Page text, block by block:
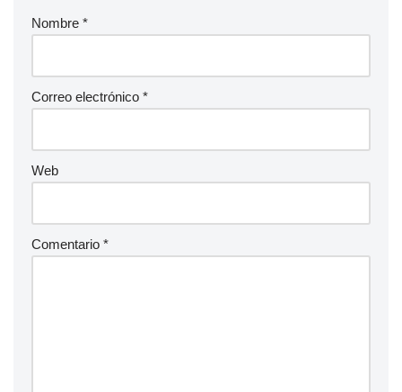
Nombre *
Correo electrónico *
Web
Comentario *